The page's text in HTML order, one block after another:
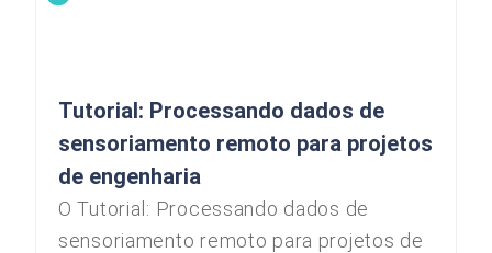
Tutorial: Processando dados de
sensoriamento remoto para projetos
de engenharia
O Tutorial: Processando dados de
sensoriamento remoto para projetos de